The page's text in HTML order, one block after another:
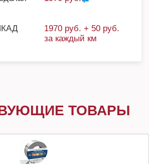
1970 руб. + 50 руб.
за каждый км
ТОВАРЫ